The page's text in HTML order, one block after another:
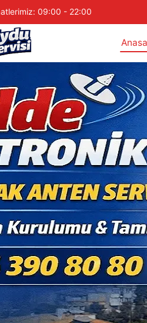
09:00 - 22:00